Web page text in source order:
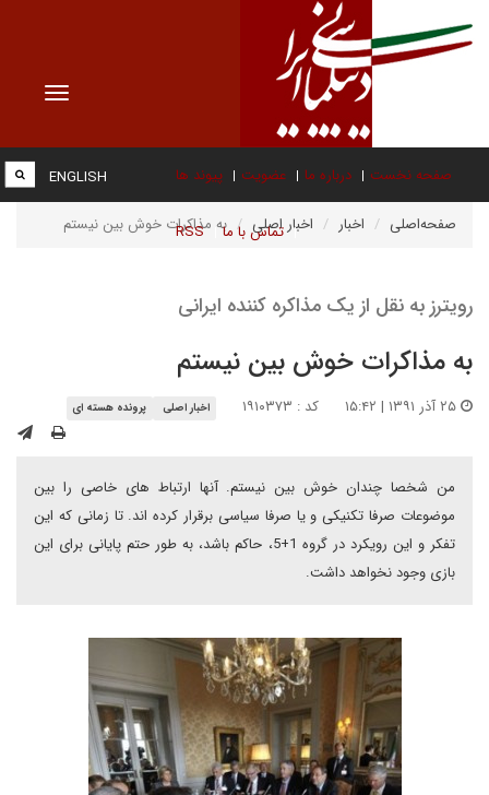
Toggle
صفحه نخست درباره ما عضویت پیوند ها
تماس با ما RSS
ENGLISH
صفحه‌اصلی اخبار اخبار اصلی به مذاکرات خوش بین نیستم
رویترز به نقل از یک مذاکره کننده ایرانی
به مذاکرات خوش بین نیستم
کد : ۱۹۱۰۳۷۳ اخبار اصلی پرونده هسته ای
من شخصا چندان خوش بین نیستم. آنها ارتباط های خاصی را بین
موضوعات صرفا تکنیکی و یا صرفا سیاسی برقرار کرده اند. تا زمانی که این
تفکر و این رویکرد در گروه 1+5، حاکم باشد، به طور حتم پایانی برای این
بازی وجود نخواهد داشت.